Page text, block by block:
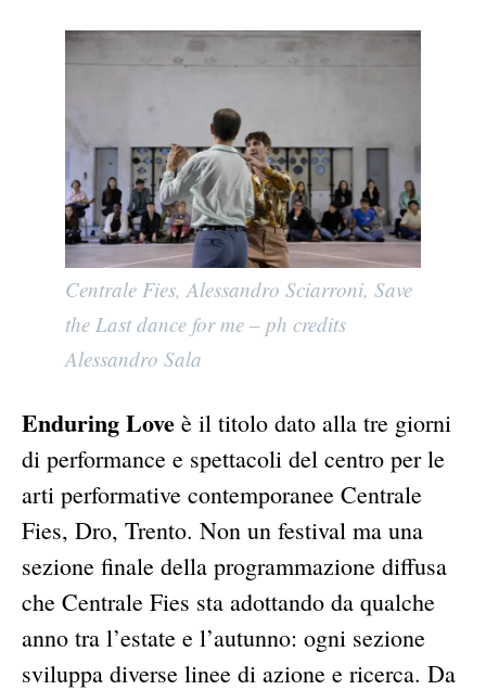
Centrale Fies, Alessandro Sciarroni, Save
the Last dance for me – ph credits
Alessandro Sala
Enduring Love è il titolo dato alla tre giorni
di performance e spettacoli del centro per le
arti performative contemporanee Centrale
Fies, Dro, Trento. Non un festival ma una
sezione finale della programmazione diffusa
che Centrale Fies sta adottando da qualche
anno tra l’estate e l’autunno: ogni sezione
sviluppa diverse linee di azione e ricerca. Da